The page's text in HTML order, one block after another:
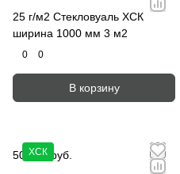
25 г/м2 Стекловуаль ХСК
ширина 1000 мм 3 м2
0 0
В корзину
ХСК
508.50 руб.